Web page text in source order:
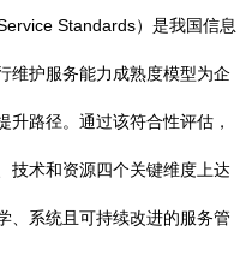
Standards）是我国信息
维护服务能力成熟度模型为企
升路径。通过该符合性评估，
技术和资源四个关键维度上达
、系统且可持续改进的服务管